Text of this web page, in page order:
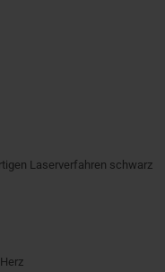
Laserverfahren schwarz